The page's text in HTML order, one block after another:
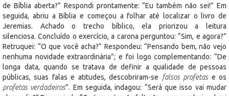
de Bíblia aberta?” Respondi prontamente: “Eu também não sei!” Em
seguida, abriu a Bíblia e começou a folhar até localizar o livro de
Jeremias. Achado o trecho bíblico, ela priorizou a leitura
silenciosa. Concluído o exercício, a carona perguntou: “Sim, e agora?”
Retruquei: “O que você acha?” Respondeu: “Pensando bem, não vejo
nenhuma novidade extraordinária”; e foi logo complementando: “De
longa data, quando se tratava de definir a qualidade de pessoas
públicas, suas falas e atitudes, descobriram-se falsos profetase os
profetas verdadeiros”. Em seguida, indagou: “Será que isso vai mudar